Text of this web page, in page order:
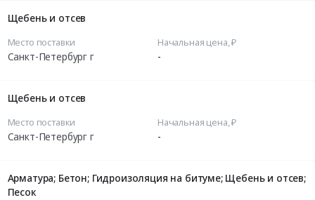
Щебень и отсев
Место поставки
Санкт-Петербург г
Начальная цена, ₽
-
Щебень и отсев
Место поставки
Санкт-Петербург г
Начальная цена, ₽
-
Арматура; Бетон; Гидроизоляция на битуме; Щебень и отсев;
Песок